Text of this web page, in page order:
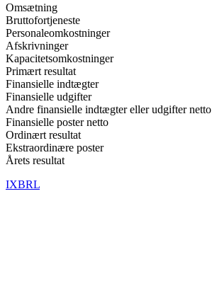
Omsætning
Bruttofortjeneste
Personaleomkostninger
Afskrivninger
Kapacitetsomkostninger
Primært resultat
Finansielle indtægter
Finansielle udgifter
Andre finansielle indtægter eller udgifter netto
Finansielle poster netto
Ordinært resultat
Ekstraordinære poster
Årets resultat
IXBRL